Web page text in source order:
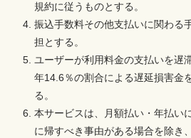
規約に従うものとする。
振込手数料その他支払いに関わる
担とする。
ユーザーが利用料金の支払いを遅
年14.6％の割合による遅延損害金
る。
本サービスは、月額払い・年払い
に帰すべき事由がある場合を除き